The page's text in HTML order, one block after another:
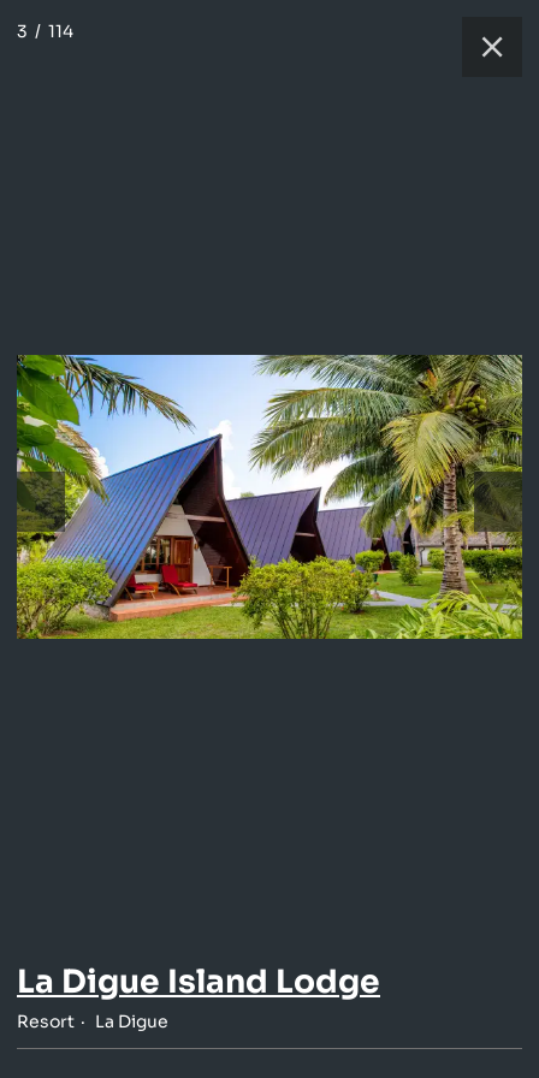
3 / 114
La Digue Island Lodge
Resort La Digue